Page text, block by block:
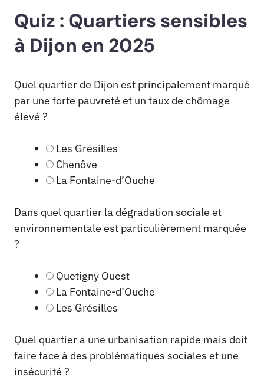
Quiz : Quartiers sensibles
à Dijon en 2025
Quel quartier de Dijon est principalement marqué
par une forte pauvreté et un taux de chômage
élevé ?
Les Grésilles
Chenôve
La Fontaine-d’Ouche
Dans quel quartier la dégradation sociale et
environnementale est particulièrement marquée
?
Quetigny Ouest
La Fontaine-d’Ouche
Les Grésilles
Quel quartier a une urbanisation rapide mais doit
faire face à des problématiques sociales et une
insécurité ?